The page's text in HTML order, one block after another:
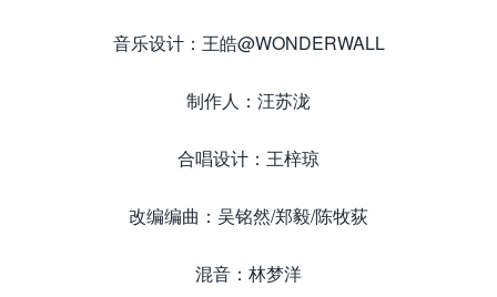
音乐设计：王皓@WONDERWALL
制作人：汪苏泷
合唱设计：王梓琼
改编编曲：吴铭然/郑毅/陈牧荻
混音：林梦洋